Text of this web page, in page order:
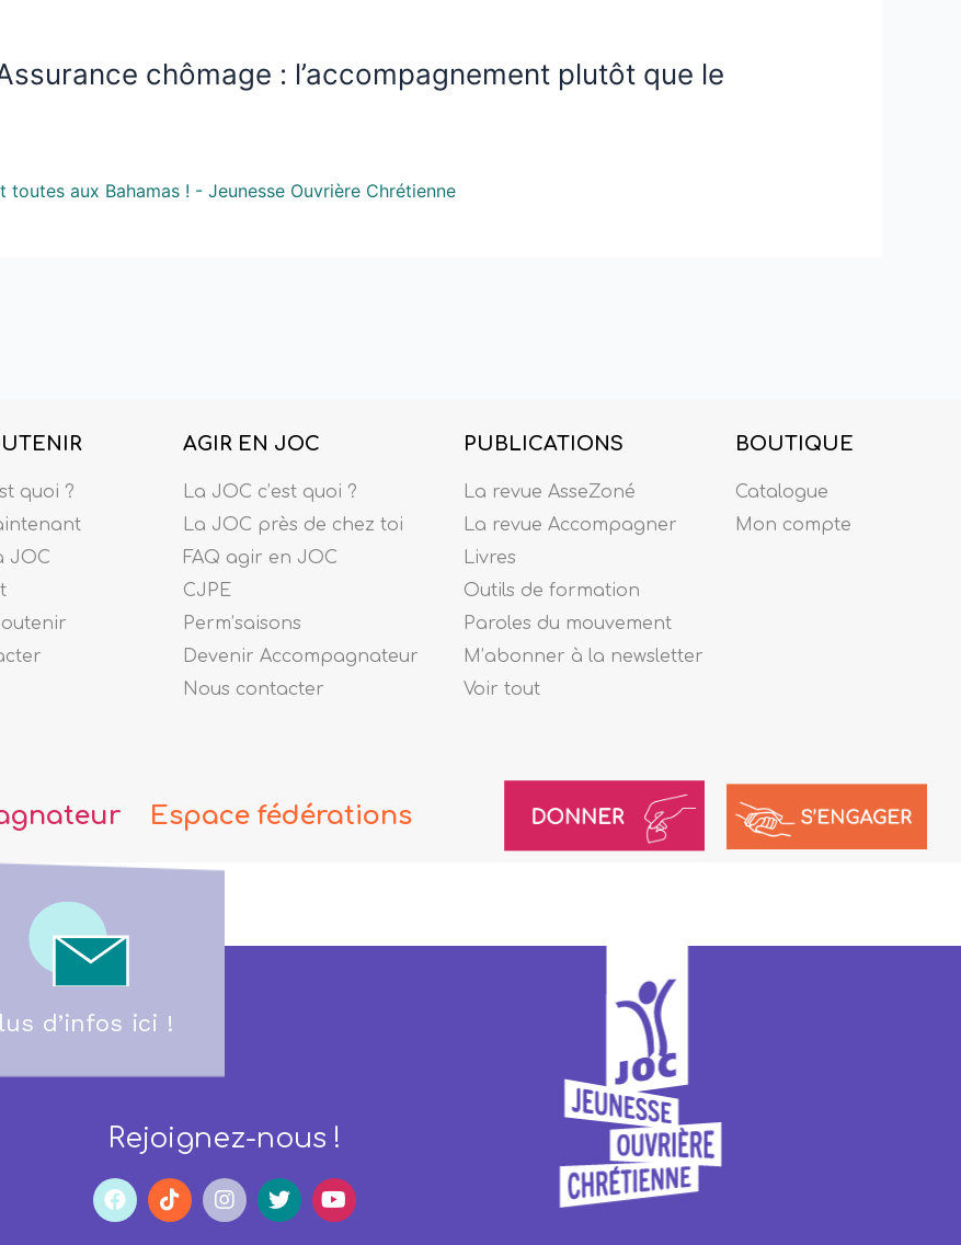
chômage : l’accompagnement plutôt que le
aux Bahamas ! - Jeunesse Ouvrière Chrétienne
quoi ?
JOC
AGIR EN JOC
La JOC c’est quoi ?
La JOC près de chez toi
FAQ agir en JOC
CJPE
Perm’saisons
Devenir Accompagnateur
Nous contacter
PUBLICATIONS
La revue AsseZoné
La revue Accompagner
Livres
Outils de formation
Paroles du mouvement
M’abonner à la newsletter
Voir tout
BOUTIQUE
Catalogue
Mon compte
Espace fédérations
d’infos ici !
Rejoignez-nous !